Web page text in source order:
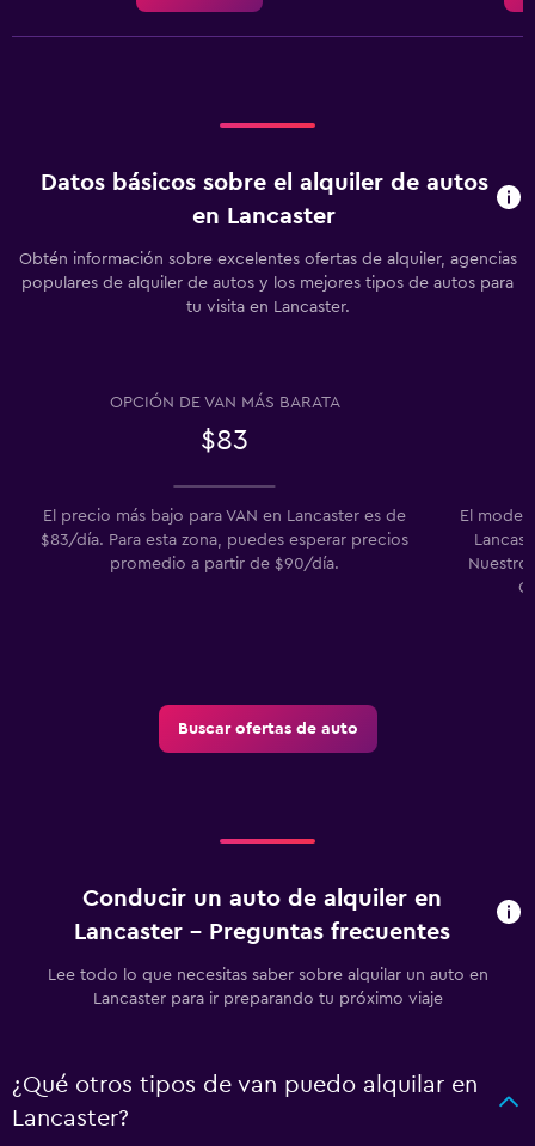
Datos básicos sobre el alquiler de autos
en Lancaster
Obtén información sobre excelentes ofertas de alquiler, agencias
populares de alquiler de autos y los mejores tipos de autos para
tu visita en Lancaster.
OPCIÓN DE VAN MÁS BARATA
$83
El precio más bajo para VAN en Lancaster es de
$83/día. Para esta zona, puedes esperar precios
promedio a partir de $90/día.
El
Buscar ofertas de auto
Conducir un auto de alquiler en
Lancaster - Preguntas frecuentes
Lee todo lo que necesitas saber sobre alquilar un auto en
Lancaster para ir preparando tu próximo viaje
¿Qué otros tipos de van puedo alquilar en
Lancaster?